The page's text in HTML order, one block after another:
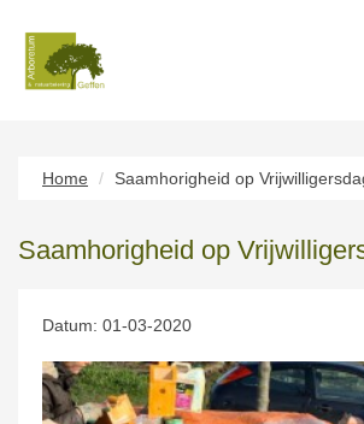
Home Saamhorigheid op
Saamhorigheid op
Datum: 01-03-2020